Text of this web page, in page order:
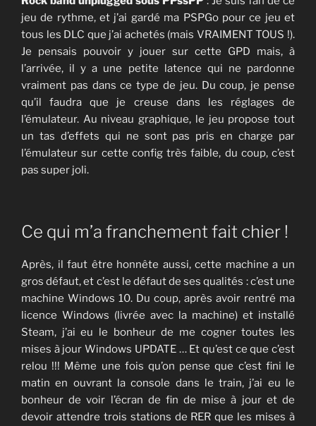
jeu de rythme, et j’ai gardé ma PSPGo pour ce jeu et
tous les DLC que j’ai achetés (mais VRAIMENT TOUS !).
Je pensais pouvoir y jouer sur cette GPD mais, à
l’arrivée, il y a une petite latence qui ne pardonne
vraiment pas dans ce type de jeu. Du coup, je pense
qu’il faudra que je creuse dans les réglages de
l’émulateur. Au niveau graphique, le jeu propose tout
un tas d’effets qui ne sont pas pris en charge par
l’émulateur sur cette config très faible, du coup, c’est
pas super joli.
Ce qui m’a franchement fait chier !
Après, il faut être honnête aussi, cette machine a un
gros défaut, et c’est le défaut de ses qualités : c’est une
machine Windows 10. Du coup, après avoir rentré ma
licence Windows (livrée avec la machine) et installé
Steam, j’ai eu le bonheur de me cogner toutes les
mises à jour Windows UPDATE … Et qu’est ce que c’est
relou !!! Même une fois qu’on pense que c’est fini le
matin en ouvrant la console dans le train, j’ai eu le
bonheur de voir l’écran de fin de mise à jour et de
devoir attendre trois stations de RER que les mises à